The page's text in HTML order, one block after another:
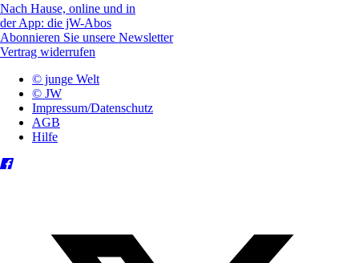
Nach Hause, online und in
der App: die jW-Abos
Abonnieren Sie unsere Newsletter
Vertrag widerrufen
© junge Welt
© JW
Impressum/Datenschutz
AGB
Hilfe